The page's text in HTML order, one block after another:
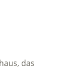
das